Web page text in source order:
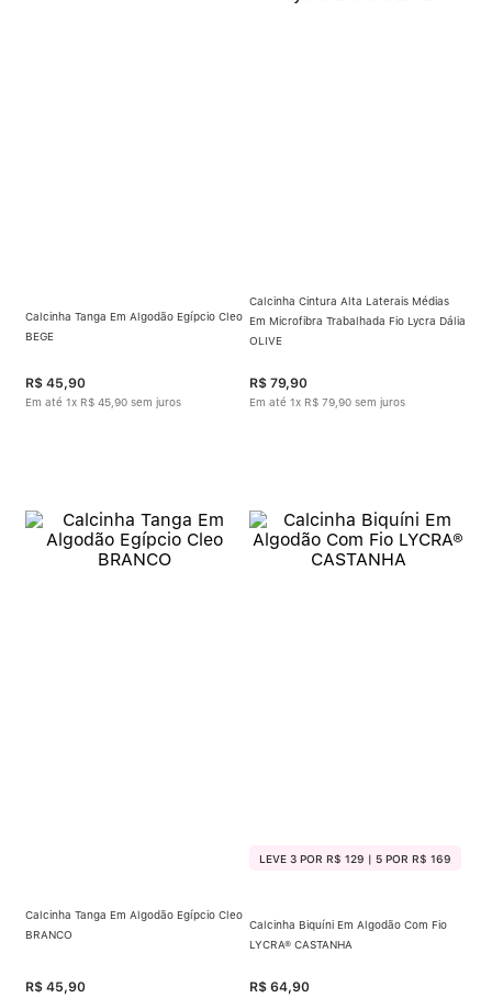
Calcinha Tanga Em Algodão Egípcio Cleo
BEGE
R$ 45,90
Em até 1x R$ 45 90 sem juros
Calcinha Cintura Alta Laterais Médias
Em Microfibra Trabalhada Fio Lycra Dália
OLIVE
R$ 79,90
Em até 1x R$ 79 90 sem juros
Calcinha Tanga Em Algodão Egípcio Cleo
BRANCO
R$ 45,90
LEVE 3 POR R$ 129 | 5 POR R$ 169
Calcinha Biquíni Em Algodão Com Fio
LYCRA® CASTANHA
R$ 64,90